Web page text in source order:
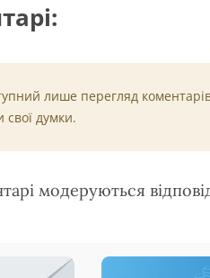
лише перегляд
свої думки.
модеруються